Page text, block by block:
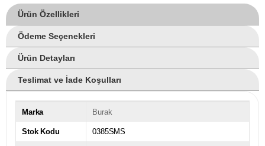
Ürün Özellikleri
Ödeme Seçenekleri
Ürün Detayları
Teslimat ve İade Koşulları
Marka Burak
Stok Kodu 0385SMS